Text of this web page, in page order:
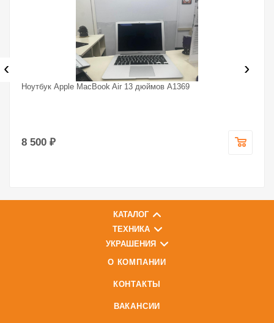
Ноутбук Apple MacBook Air 13 дюймов A1369
8 500 ₽
‹ ›
КАТАЛОГ
ТЕХНИКА
УКРАШЕНИЯ
О КОМПАНИИ
КОНТАКТЫ
ВАКАНСИИ